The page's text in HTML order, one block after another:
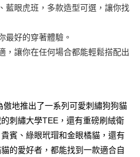
大用戶可立即使用無須另外申請。
單成立後會自動跳轉到大哥付的交易
期數、繳款截止日，確認付款後即完
請依後續交易確認頁面所載為準。
易或遇審核未通過，訂單將自動取
才付款」的支付方式。 讓您購物簡單
、不需儲值。
藍眼虎班，多款造型可選，讓你找
最好的穿著體驗。
，讓你在任何場合都能輕鬆搭配出
地推出了一系列可愛刺繡狗狗貓
刺繡大學TEE，還有重磅刷絨衛
賓、綠眼玳瑁和金眼橘貓，還有
的愛好者，都能找到一款適合自